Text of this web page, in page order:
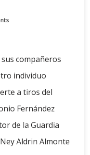
compañeros
individuo
a tiros del
Fernández
de la Guardia
Aldrin Almonte